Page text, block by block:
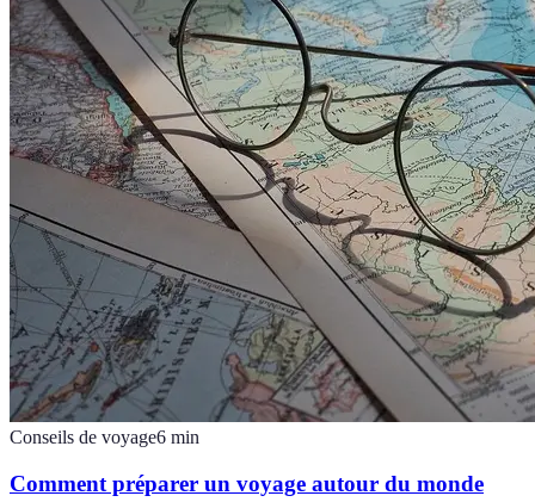
Conseils de voyage6 min
Comment préparer un voyage autour du monde